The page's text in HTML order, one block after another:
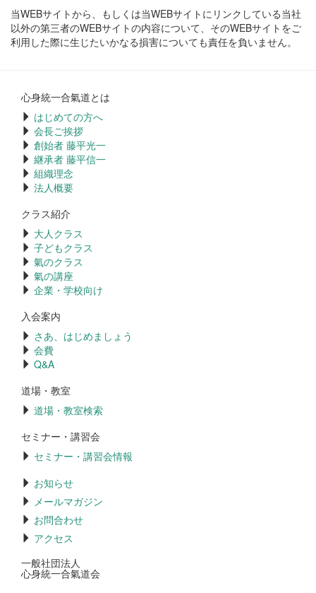
当WEBサイトから、もしくは当WEBサイトにリンクしている当社
以外の第三者のWEBサイトの内容について、そのWEBサイトをご
利用した際に生じたいかなる損害についても責任を負いません。
心身統一合氣道とは
はじめての方へ
会長ご挨拶
創始者 藤平光一
継承者 藤平信一
組織理念
法人概要
クラス紹介
大人クラス
子どもクラス
氣のクラス
氣の講座
企業・学校向け
入会案内
さあ、はじめましょう
会費
Q&A
道場・教室
道場・教室検索
セミナー・講習会
セミナー・講習会情報
お知らせ
メールマガジン
お問合わせ
アクセス
一般社団法人
心身統一合氣道会